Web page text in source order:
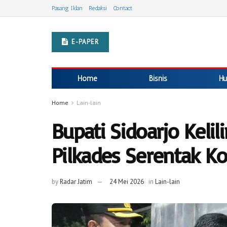
Pasang Iklan Redaksi Contact
E-PAPER
Home Bisnis
Home Lain-lain
Bupati Sidoarjo
Pilkades Serentak
byRadar Jatim 24 Mei 2026 in Lain-lain